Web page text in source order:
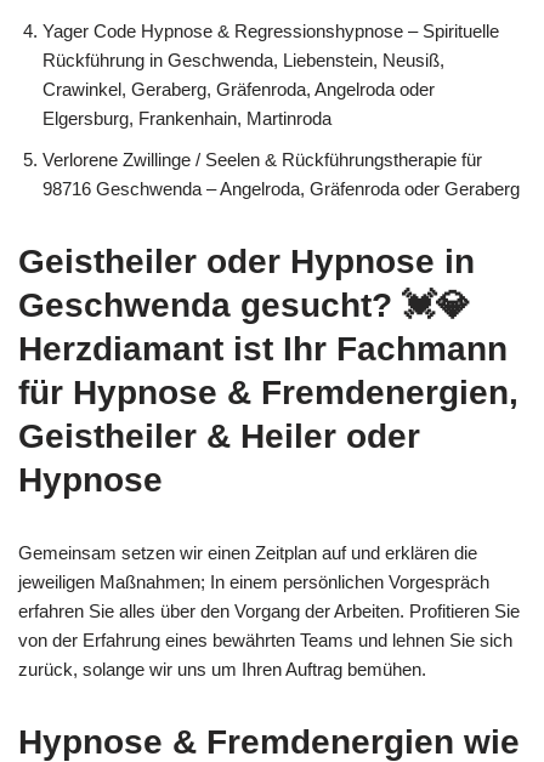
Yager Code Hypnose & Regressionshypnose – Spirituelle
Rückführung in Geschwenda, Liebenstein, Neusiß,
Crawinkel, Geraberg, Gräfenroda, Angelroda oder
Elgersburg, Frankenhain, Martinroda
Verlorene Zwillinge / Seelen & Rückführungstherapie für
98716 Geschwenda – Angelroda, Gräfenroda oder Geraberg
Geistheiler oder Hypnose in
Geschwenda gesucht? 💓️💎
Herzdiamant ist Ihr Fachmann
für Hypnose & Fremdenergien,
Geistheiler & Heiler oder
Hypnose
Gemeinsam setzen wir einen Zeitplan auf und erklären die
jeweiligen Maßnahmen; In einem persönlichen Vorgespräch
erfahren Sie alles über den Vorgang der Arbeiten. Profitieren Sie
von der Erfahrung eines bewährten Teams und lehnen Sie sich
zurück, solange wir uns um Ihren Auftrag bemühen.
Hypnose & Fremdenergien wie